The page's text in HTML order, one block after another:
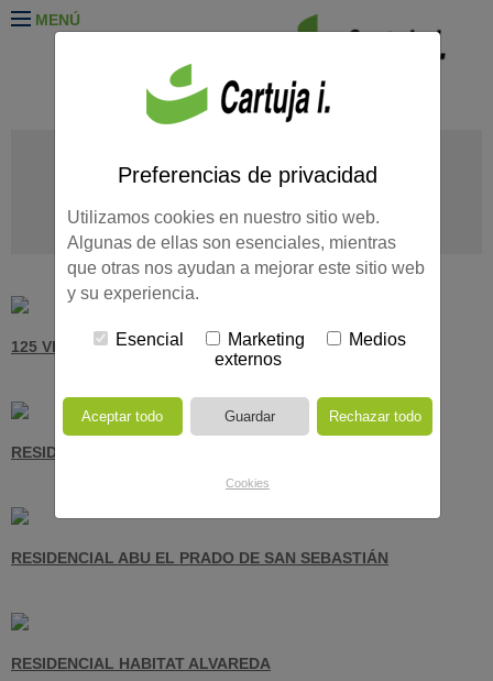
MENÚ
Preferencias de privacidad
Utilizamos cookies en nuestro sitio web.
Algunas de ellas son esenciales, mientras
que otras nos ayudan a mejorar este sitio web
y su experiencia.
Esencial Marketing
Medios
externos
Cookies
PROYECTOS
125 VPO PÍTAMO SUR
RESIDENCIAL CÉLERE TARSO
RESIDENCIAL ABU EL PRADO DE SAN SEBASTIÁN
RESIDENCIAL HABITAT ALVAREDA